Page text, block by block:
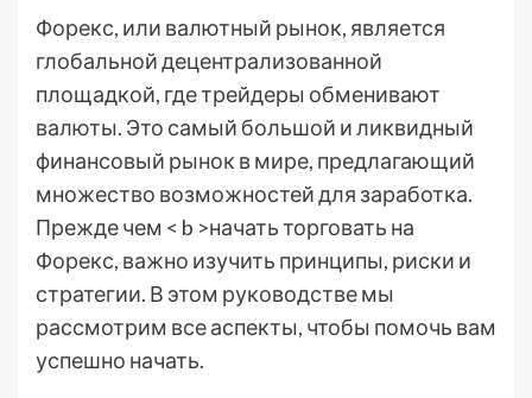
Форекс, или валютный рынок, является
глобальной децентрализованной
площадкой, где трейдеры обменивают
валюты. Это самый большой и ликвидный
финансовый рынок в мире, предлагающий
множество возможностей для заработка.
Прежде чем < b >начать торговать на
Форекс, важно изучить принципы, риски и
стратегии. В этом руководстве мы
рассмотрим все аспекты, чтобы помочь вам
успешно начать.